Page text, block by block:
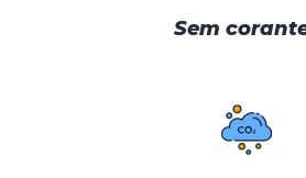
Sem